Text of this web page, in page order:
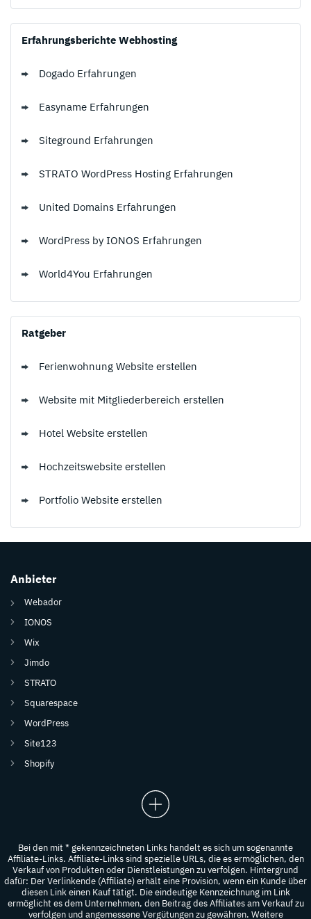
Erfahrungsberichte Webhosting
Dogado Erfahrungen
Easyname Erfahrungen
Siteground Erfahrungen
STRATO WordPress Hosting Erfahrungen
United Domains Erfahrungen
WordPress by IONOS Erfahrungen
World4You Erfahrungen
Ratgeber
Ferienwohnung Website erstellen
Website mit Mitgliederbereich erstellen
Hotel Website erstellen
Hochzeitswebsite erstellen
Portfolio Website erstellen
Anbieter
Webador
IONOS
Wix
Jimdo
STRATO
Squarespace
WordPress
Site123
Shopify
Bei den mit * gekennzeichneten Links handelt es sich um sogenannte
Affiliate-Links. Affiliate-Links sind spezielle URLs, die es ermöglichen, den
Verkauf von Produkten oder Dienstleistungen zu verfolgen. Hintergrund
dafür: Der Verlinkende (Affiliate) erhält eine Provision, wenn ein Kunde über
diesen Link einen Kauf tätigt. Die eindeutige Kennzeichnung im Link
ermöglicht es dem Unternehmen, den Beitrag des Affiliates am Verkauf zu
verfolgen und angemessene Vergütungen zu gewähren. Weitere